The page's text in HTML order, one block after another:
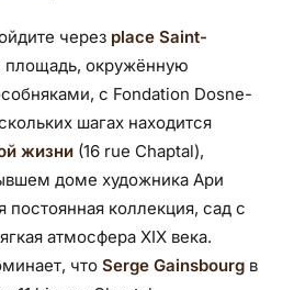
через place Saint-
окружённую
с Fondation Dosne-
шагах находится
жизни (16 rue Chaptal),
доме художника Ари
коллекция, сад с
атмосфера XIX века.
что Serge Gainsbourg в